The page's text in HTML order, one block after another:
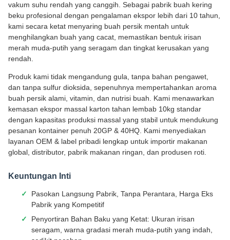
vakum suhu rendah yang canggih. Sebagai pabrik buah kering
beku profesional dengan pengalaman ekspor lebih dari 10 tahun,
kami secara ketat menyaring buah persik mentah untuk
menghilangkan buah yang cacat, memastikan bentuk irisan
merah muda-putih yang seragam dan tingkat kerusakan yang
rendah.
Produk kami tidak mengandung gula, tanpa bahan pengawet,
dan tanpa sulfur dioksida, sepenuhnya mempertahankan aroma
buah persik alami, vitamin, dan nutrisi buah. Kami menawarkan
kemasan ekspor massal karton tahan lembab 10kg standar
dengan kapasitas produksi massal yang stabil untuk mendukung
pesanan kontainer penuh 20GP & 40HQ. Kami menyediakan
layanan OEM & label pribadi lengkap untuk importir makanan
global, distributor, pabrik makanan ringan, dan produsen roti.
Keuntungan Inti
Pasokan Langsung Pabrik, Tanpa Perantara, Harga Eks
Pabrik yang Kompetitif
Penyortiran Bahan Baku yang Ketat: Ukuran irisan
seragam, warna gradasi merah muda-putih yang indah,